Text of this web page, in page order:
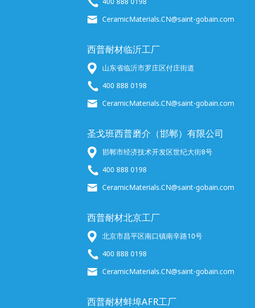
CeramicMaterials.CN@saint-gobain.com
西普耐材临沂工厂
山东省临沂市罗庄区付庄街道
400 888 0198
CeramicMaterials.CN@saint-gobain.com
圣戈班西普磨介（邯郸）有限公司
邯郸市经济技术开发区世纪大街8号
400 888 0198
CeramicMaterials.CN@saint-gobain.com
西普耐材北京工厂
北京市昌平区南口镇南辛路10号
400 888 0198
CeramicMaterials.CN@saint-gobain.com
西普耐材蚌埠AFR工厂